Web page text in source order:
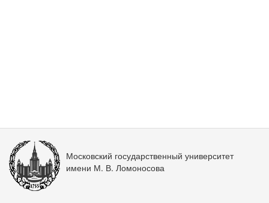
Московский государственный университет
имени М. В. Ломоносова